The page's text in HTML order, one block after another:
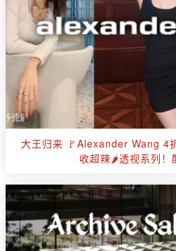
大王归来 🚩Alexander Wang 4
收超辣🌶️透视系列